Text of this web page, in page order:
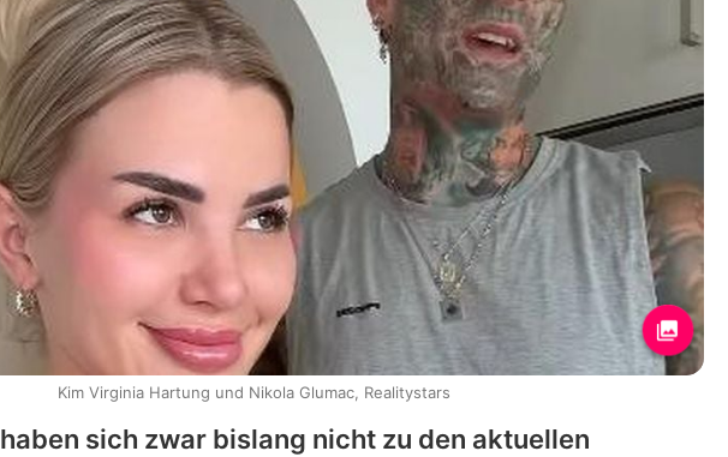
haben sich zwar bislang nicht zu den aktuellen
Kim Virginia Hartung und Nikola Glumac, Realitystars